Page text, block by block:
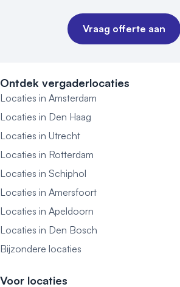
Vraag offerte aan
Ontdek vergaderlocaties
Locaties in Amsterdam
Locaties in Den Haag
Locaties in Utrecht
Locaties in Rotterdam
Locaties in Schiphol
Locaties in Amersfoort
Locaties in Apeldoorn
Locaties in Den Bosch
Bijzondere locaties
Voor locaties